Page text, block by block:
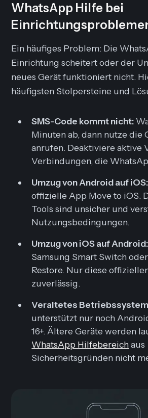
WhatsApp Hilfe bei
Ein häufiges Problem: Die
Einrichtung scheitert oder der
neues Gerät funktioniert nicht.
häufigsten Stolpersteine und
SMS-Code kommt nicht:
Minuten ab, dann nutze die
anrufen. Deaktiviere aktive
Verbindungen, die
Umzug von Android auf iOS:
offizielle App Move to iOS.
Tools sind unsicher und
Nutzungsbedingungen.
Umzug von iOS auf Android:
Samsung Smart Switch
Restore. Nur diese
zuverlässig.
Veraltetes
unterstützt nur noch
16+. Ältere Geräte werden
WhatsApp Hilfebereichaus
Sicherheitsgründen nicht